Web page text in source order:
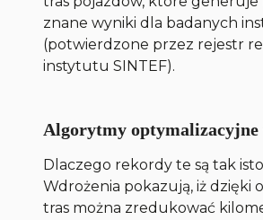
znane wyniki dla badanych
(potwierdzone przez rejestr
instytutu SINTEF).
Algorytmy optymalizacyjne
Dlaczego rekordy te są tak
Wdrożenia pokazują, iż dzięki
tras można zredukować